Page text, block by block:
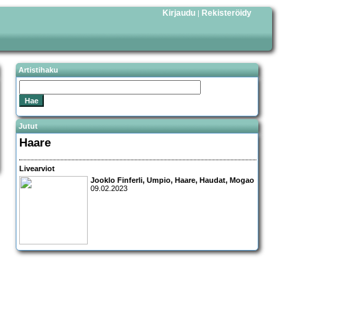
Kirjaudu | Rekisteröidy
Artistihaku
Jutut
Haare
Livearviot
Jooklo Finferli, Umpio, Haare, Haudat, Mogao
09.02.2023